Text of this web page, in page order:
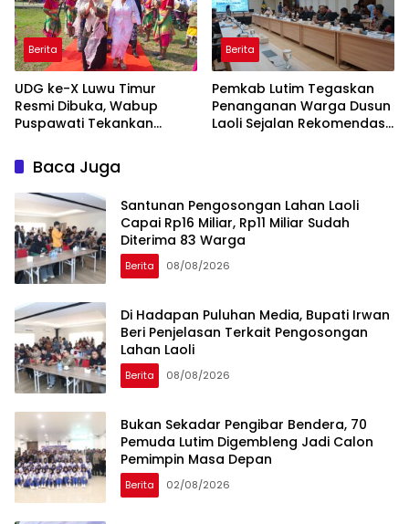
Berita
UDG ke-X Luwu Timur
Resmi Dibuka, Wabup
Puspawati Tekankan
Berita
Pemkab Lutim Tegaskan
Penanganan Warga Dusun
Laoli Sejalan Rekomendasi
Baca Juga
Santunan Pengosongan Lahan Laoli
Capai Rp16 Miliar, Rp11 Miliar Sudah
Diterima 83 Warga
Berita 08/08/2026
Di Hadapan Puluhan Media, Bupati Irwan
Beri Penjelasan Terkait Pengosongan
Lahan Laoli
Berita 08/08/2026
‎Bukan Sekadar Pengibar Bendera, 70
Pemuda Lutim Digembleng Jadi Calon
Pemimpin Masa Depan
Berita 02/08/2026